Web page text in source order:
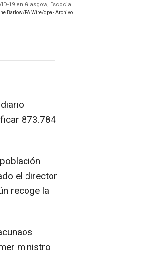
19 en Glasgow, Escocia.
Barlow/PA Wire/dpa - Archivo
873.784
el director
recoge la
ministro